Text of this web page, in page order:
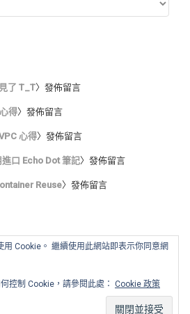
了 T_T〉發佈留言
得〉發佈留言
心得〉發佈留言
進口 Echo Dot 筆記〉發佈留言
Reuse〉發佈留言
用 Cookie。 繼續使用此網站即表示你同意網
控制 Cookie，請參閱此處： Cookie 政策